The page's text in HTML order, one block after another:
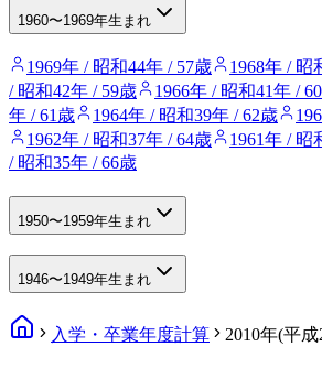
1960〜1969年生まれ
1969年 / 昭和44年 / 57歳 1968年 / 昭
/ 昭和42年 / 59歳
1966年 / 昭和41年 /
年 / 61歳
1964年 / 昭和39年 / 62歳
1962年 / 昭和37年 / 64歳
1961年 / 昭
/ 昭和35年 / 66歳
1950〜1959年生まれ
1946〜1949年生まれ
入学・卒業年度計算 2010年(平